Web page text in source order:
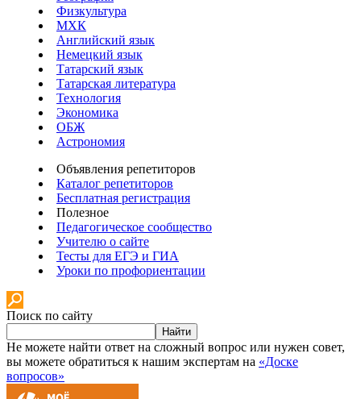
Физкультура
МХК
Английский язык
Немецкий язык
Татарский язык
Татарская литература
Технология
Экономика
ОБЖ
Астрономия
Объявления репетиторов
Каталог репетиторов
Бесплатная регистрация
Полезное
Педагогическое сообщество
Учителю о сайте
Тесты для ЕГЭ и ГИА
Уроки по профориентации
Поиск по сайту
Найти
Не можете найти ответ на сложный вопрос или нужен совет,
вы можете обратиться к нашим экспертам на «Доске
вопросов»